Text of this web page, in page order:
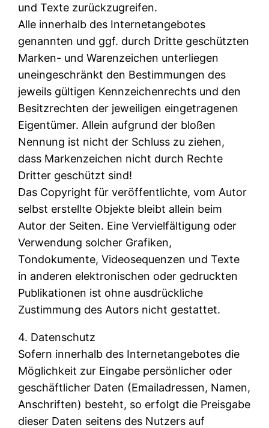
und Texte zurückzugreifen.
Alle innerhalb des Internetangebotes
genannten und ggf. durch Dritte geschützten
Marken- und Warenzeichen unterliegen
uneingeschränkt den Bestimmungen des
jeweils gültigen Kennzeichenrechts und den
Besitzrechten der jeweiligen eingetragenen
Eigentümer. Allein aufgrund der bloßen
Nennung ist nicht der Schluss zu ziehen,
dass Markenzeichen nicht durch Rechte
Dritter geschützt sind!
Das Copyright für veröffentlichte, vom Autor
selbst erstellte Objekte bleibt allein beim
Autor der Seiten. Eine Vervielfältigung oder
Verwendung solcher Grafiken,
Tondokumente, Videosequenzen und Texte
in anderen elektronischen oder gedruckten
Publikationen ist ohne ausdrückliche
Zustimmung des Autors nicht gestattet.
4. Datenschutz
Sofern innerhalb des Internetangebotes die
Möglichkeit zur Eingabe persönlicher oder
geschäftlicher Daten (Emailadressen, Namen,
Anschriften) besteht, so erfolgt die Preisgabe
dieser Daten seitens des Nutzers auf